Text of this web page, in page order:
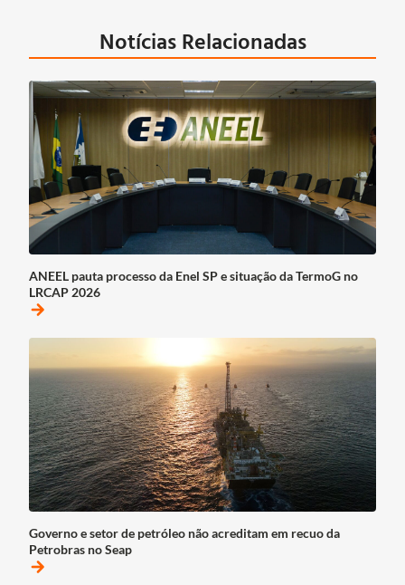
Notícias Relacionadas
ANEEL pauta processo da Enel SP e situação da TermoG no
LRCAP 2026
arrow_forward
Governo e setor de petróleo não acreditam em recuo da
Petrobras no Seap
arrow_forward